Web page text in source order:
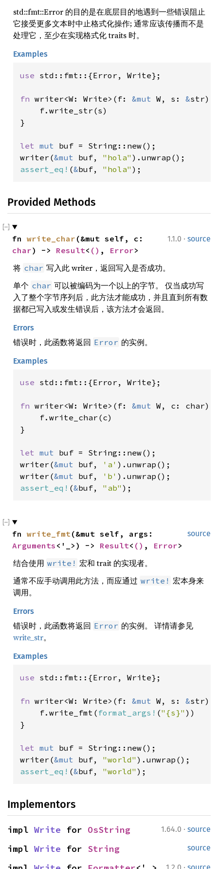
std::fmt::Error 的目的是在底层目的地遇到一些错误阻止
它接受更多文本时中止格式化操作; 通常应该传播而不是
处理它，至少在实现格式化 traits 时。
Examples
use std::fmt::{Error, Write};
fn writer<W: Write>(f: &mut W, s: &str)
    f.write_str(s)
}
let mut buf = String::new();
writer(&mut buf, "hola"
assert_eq! (&buf, "hola" );
Provided Methods
1.1.0 · source
fn write_char
char) -> Result< () , Error>
将 char 写入此 writer，返回写入是否成功。
单个 char 可以被编码为一个以上的字节。 仅当成功写
入了整个字节序列后，此方法才能成功，并且直到所有数
据都已写入或发生错误后，该方法才会返回。
Errors
错误时，此函数将返回 Error 的实例。
Examples
use std::fmt::{Error, Write};
fn writer<W: Write>(f: &mut W, c: char)
    f.write_char(c)
}
let mut buf = String::new();
writer(&mut buf, 'a' ).unwrap();
writer(&mut buf, 'b'
assert_eq! (&buf, "ab" );
source
fn write_fmt
Arguments <'_>) -> Result< () , Error>
结合使用 write! 宏和 trait 的实现者。
通常不应手动调用此方法，而应通过 write! 宏本身来
调用。
Errors
错误时，此函数将返回 Error 的实例。 详情请参见
write_str。
Examples
use std::fmt::{Error, Write};
fn writer<W: Write>(f: &mut W, s: &str)
    f.write_fmt(
format_args! ("{s}" ))
}
let mut buf = String::new();
writer(&mut buf, "world"
assert_eq! (&buf, "world" );
Implementors
1.64.0 · source
impl Write for OsString
source
impl Write for String